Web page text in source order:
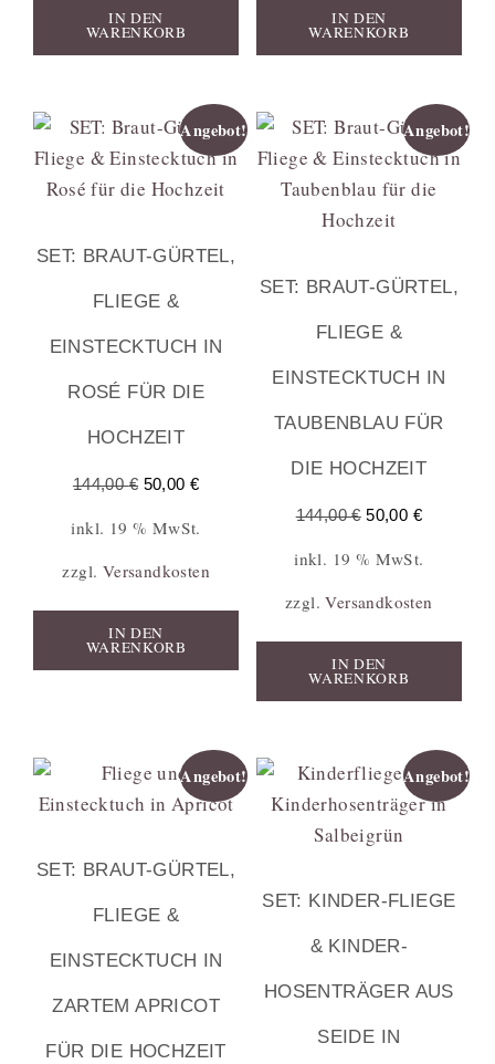
IN DEN
WARENKORB
IN DEN
WARENKORB
Angebot!
SET: BRAUT-GÜRTEL,
FLIEGE &
EINSTECKTUCH IN
ROSÉ FÜR DIE
HOCHZEIT
144,00€ 50,00 €
inkl. 19 % MwSt.
zzgl. Versandkosten
IN DEN
WARENKORB
Angebot!
SET: BRAUT-GÜRTEL,
FLIEGE &
EINSTECKTUCH IN
TAUBENBLAU FÜR
DIE HOCHZEIT
144,00€ 50,00 €
inkl. 19 % MwSt.
zzgl.Versandkosten
IN DEN
WARENKORB
Angebot!
SET: BRAUT-GÜRTEL,
FLIEGE &
EINSTECKTUCH IN
ZARTEM APRICOT
FÜR DIE HOCHZEIT
Angebot!
SET: KINDER-FLIEGE
& KINDER-
HOSENTRÄGER AUS
SEIDE IN